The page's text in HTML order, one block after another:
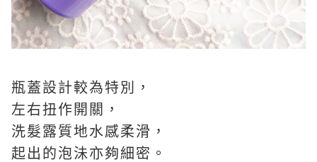
瓶蓋設計較為特別，
左右扭作開關，
洗髮露質地水感柔滑，
起出的泡沬亦夠細密。